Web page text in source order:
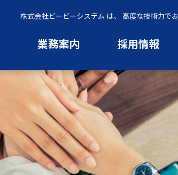
株式会社ビービーシステム は、 高度な技術力で
業務案内 採用情報